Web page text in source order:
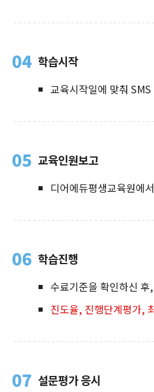
04 학습시작
교육시작일에 맞춰
05 교육인원보고
디어에듀평생교육원에
06 학습진행
수료기준을 확인하신
진도율, 진행단계평가,
07 설문평가 응시